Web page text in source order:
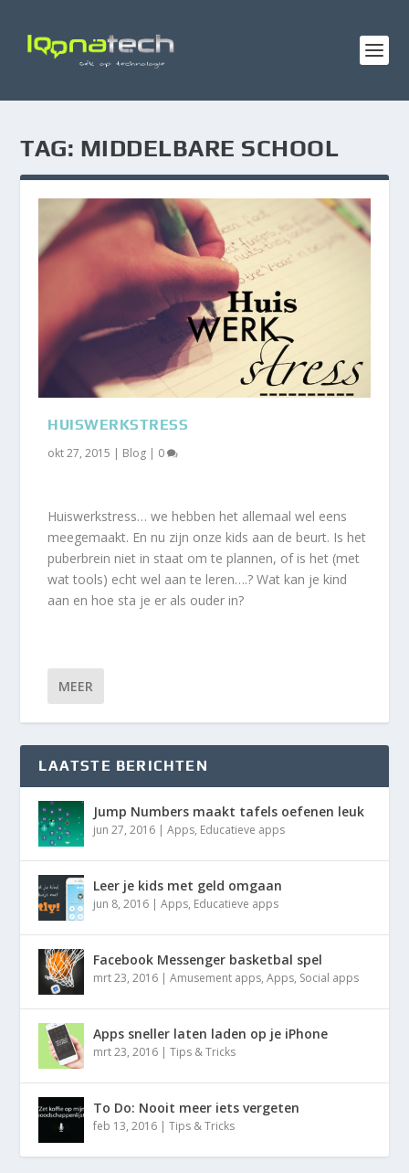
TAG: MIDDELBARE SCHOOL
HUISWERKSTRESS
okt 27, 2015 | Blog | 0
Huiswerkstress… we hebben het allemaal wel eens
meegemaakt. En nu zijn onze kids aan de beurt. Is het
puberbrein niet in staat om te plannen, of is het (met
wat tools) echt wel aan te leren….? Wat kan je kind
aan en hoe sta je er als ouder in?
MEER
LAATSTE BERICHTEN
Jump Numbers maakt tafels oefenen leuk
jun 27, 2016 |Apps, Educatieve apps
Leer je kids met geld omgaan
jun 8, 2016 |Apps, Educatieve apps
Facebook Messenger basketbal spel
mrt 23, 2016 |Amusement apps,Apps, Social apps
Apps sneller laten laden op je iPhone
mrt 23, 2016 |Tips & Tricks
To Do: Nooit meer iets vergeten
feb 13, 2016 |Tips & Tricks